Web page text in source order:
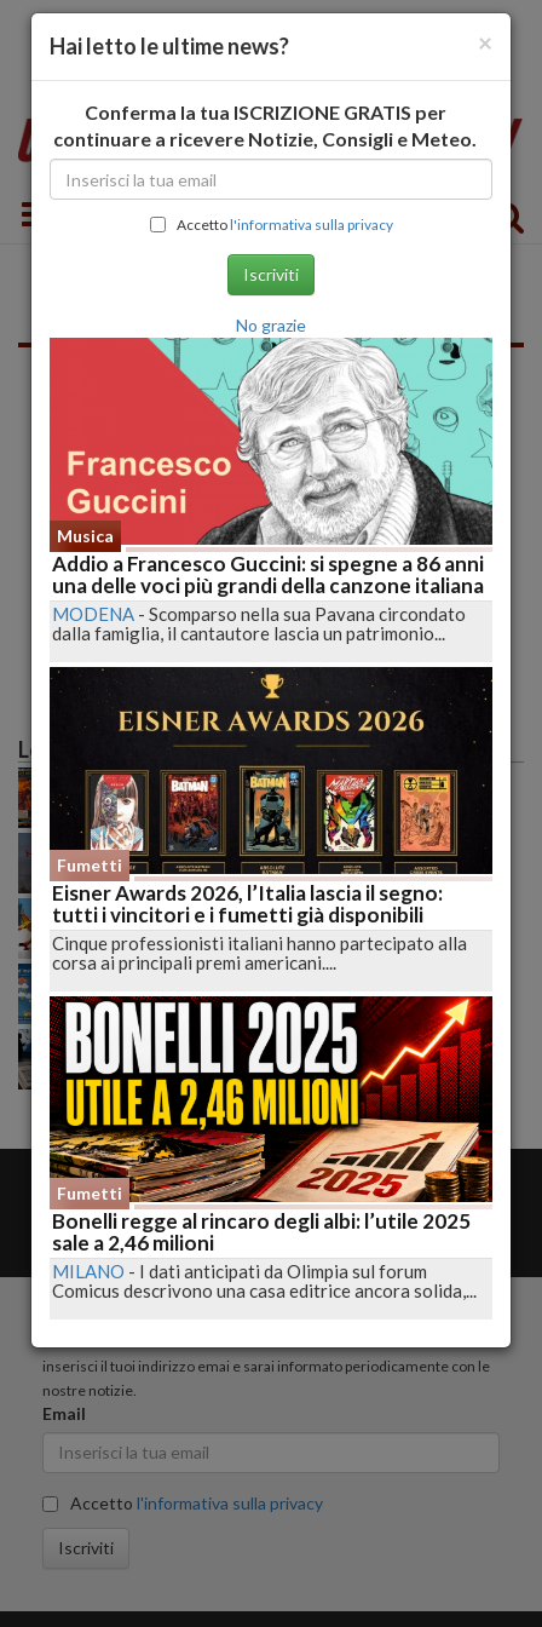
Toggle navigation
I SEGRETI delle Favole degli Dei con Paolo Barbieri |
lucadeejay
MANTOVA-Cari Lettori oggi ho il vero piacere di presentarvi
pubblicato il 30/05/2022 10:46
Le più lette
Caldo record sull'Italia: il peggio deve ancora
arrivare, poi una possibile svolta meteo
Incendio tra Lucoli e Roio, massima allerta: continua
il monitoraggio senza sosta delle autorità
Incendi senza tregua nell’Aquilano: il fuoco
raggiunge Roio e cresce la preoccupazione generale
Meteo ribaltato nel weekend: nubifragi e grandine,
Trump alza la pressione sull’Iran: basi Usa nel mirino,
diplomazia ormai congelata
amministrazione
Contatta la redazione
Rss
inserisci il tuoi indirizzo emai e sarai informato periodicamente con le
nostre notizie.
Email
Accetto l'informativa sulla privacy
Iscriviti
×
Hai letto le ultime news?
Conferma la tua ISCRIZIONE GRATIS per
continuare a ricevere Notizie, Consigli e Meteo.
Accettol'informativa sulla privacy
Iscriviti
No grazie
Musica
Addio a Francesco Guccini: si spegne a 86 anni
una delle voci più grandi della canzone italiana
MODENA - Scomparso nella sua Pavana circondato
dalla famiglia, il cantautore lascia un patrimonio...
Fumetti
Eisner Awards 2026, l’Italia lascia il segno:
tutti i vincitori e i fumetti già disponibili
Cinque professionisti italiani hanno partecipato alla
corsa ai principali premi americani....
Fumetti
Bonelli regge al rincaro degli albi: l’utile 2025
sale a 2,46 milioni
MILANO - I dati anticipati da Olimpia sul forum
Comicus descrivono una casa editrice ancora solida,...